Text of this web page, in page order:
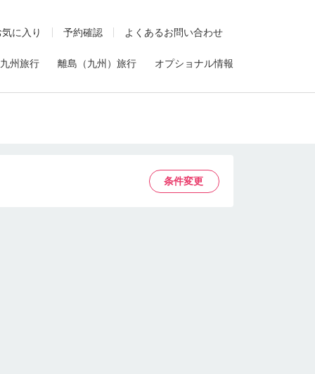
に入り 予約確認 よくあるお問い合わせ
九州旅行 離島（九州）旅行 オプショナル情報
条件変更